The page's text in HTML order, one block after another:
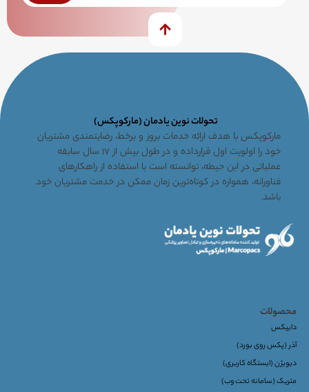
تحولات نوین یادمان (مارکوپکس)
مارکوپکس با هدف ارائه خدمات بروز و برخط، رضایتمندی مشتریان
خود را اولویت اول قرارداده و در طول بیش از ۱۷ سال سابقه
عملیاتی در این حیطه، توانسته است با استفاده از راهکارهای
فناورانه، همواره در کوتاه‌ترین زمان ممکن در خدمت مشتریان خود
باشد.
محصولات
دایپکس
آذر (پکس روی بورد)
دیویژن (ایستگاه کاربری)
متریک (سامانه تحت وب)